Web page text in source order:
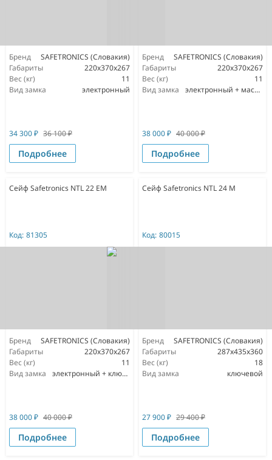
Бренд
SAFETRONICS (Словакия)
Габариты
220х370х267
Вес (кг)
11
Вид замка
электронный
34 300₽ 36 100₽
Подробнее
Бренд
SAFETRONICS (Словакия)
Габариты
220х370х267
Вес (кг)
11
Вид замка
электронный + мастер ключ
38 000₽ 40 000₽
Подробнее
Сейф Safetronics NTL 22 EM
Код: 81305
Бренд
SAFETRONICS (Словакия)
Габариты
220х370х267
Вес (кг)
11
Вид замка
электронный + ключевой
38 000₽ 40 000₽
Подробнее
Сейф Safetronics NTL 24 M
Код: 80015
Бренд
SAFETRONICS (Словакия)
Габариты
287x435x360
Вес (кг)
18
Вид замка
ключевой
27 900₽ 29 400₽
Подробнее